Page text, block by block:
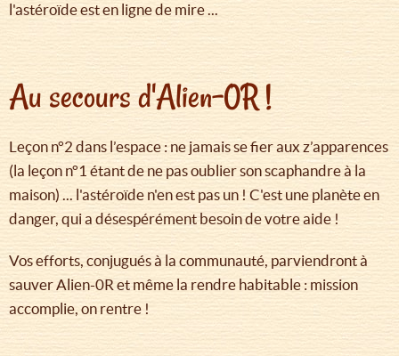
l'astéroïde est en ligne de mire ...
Au secours d'Alien-0R !
Leçon n°2 dans l’espace : ne jamais se fier aux z’apparences
(la leçon n°1 étant de ne pas oublier son scaphandre à la
maison) ... l'astéroïde n'en est pas un ! C'est une planète en
danger, qui a désespérément besoin de votre aide !
Vos efforts, conjugués à la communauté, parviendront à
sauver Alien-0R et même la rendre habitable : mission
accomplie, on rentre !